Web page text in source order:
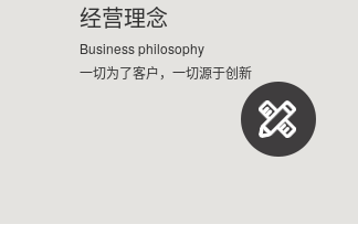
经营理念
Business philosophy
一切为了客户，一切源于创新